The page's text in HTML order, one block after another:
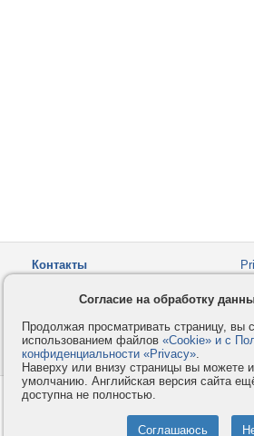
Контакты
Как оплатить
© 2008-2026VMESTE.EU
Согласие на обработку
Продолжая просматривать страницу, вы
использованием файлов «Cookie» и с
конфиденциальности «Privacy».
Наверху или внизу страницы вы можете
умолчанию. Английская версия сайта
доступна не полностью.